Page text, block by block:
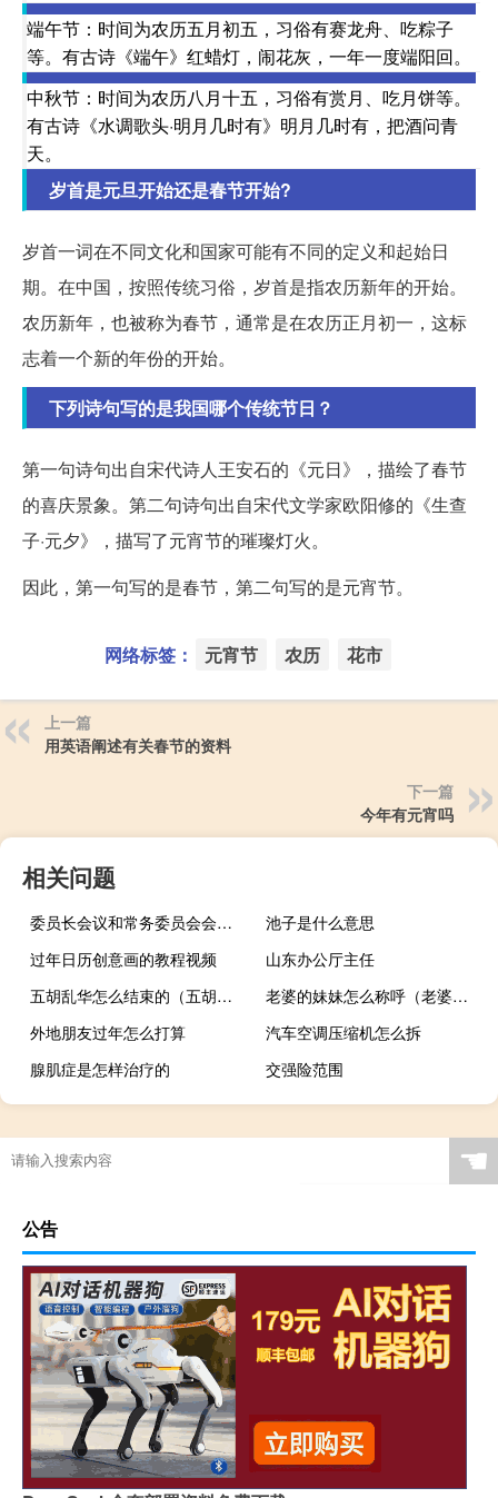
端午节：时间为农历五月初五，习俗有赛龙舟、吃粽子
等。有古诗《端午》红蜡灯，闹花灰，一年一度端阳回。
中秋节：时间为农历八月十五，习俗有赏月、吃月饼等。
有古诗《水调歌头·明月几时有》明月几时有，把酒问青
天。
岁首是元旦开始还是春节开始?
岁首一词在不同文化和国家可能有不同的定义和起始日
期。在中国，按照传统习俗，岁首是指农历新年的开始。
农历新年，也被称为春节，通常是在农历正月初一，这标
志着一个新的年份的开始。
下列诗句写的是我国哪个传统节日？
第一句诗句出自宋代诗人王安石的《元日》，描绘了春节
的喜庆景象。第二句诗句出自宋代文学家欧阳修的《生查
子·元夕》，描写了元宵节的璀璨灯火。
因此，第一句写的是春节，第二句写的是元宵节。
网络标签： 元宵节 农历 花市
上一篇
用英语阐述有关春节的资料
下一篇
今年有元宵吗
相关问题
委员长会议和常务委员会会议区别（委员长是谁）
池子是什么意思
过年日历创意画的教程视频
山东办公厅主任
五胡乱华怎么结束的（五胡乱华是谁结束的）
老婆的妹妹怎么称呼（老婆的妹妹）
外地朋友过年怎么打算
汽车空调压缩机怎么拆
腺肌症是怎样治疗的
交强险范围
☚
公告